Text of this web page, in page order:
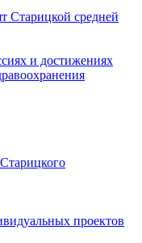
Старицкой средней
и достижениях
проектов